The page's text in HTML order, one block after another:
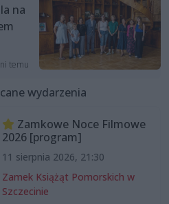
na
temu
wydarzenia
Zamkowe Noce Filmowe
2026 [program]
11 sierpnia 2026, 21:30
Zamek Książąt Pomorskich w
Szczecinie